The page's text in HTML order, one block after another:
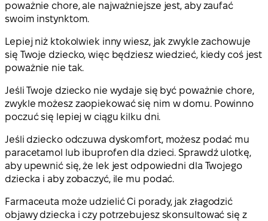
poważnie chore, ale najważniejsze jest, aby zaufać
swoim instynktom.
Lepiej niż ktokolwiek inny wiesz, jak zwykle zachowuje
się Twoje dziecko, więc będziesz wiedzieć, kiedy coś jest
poważnie nie tak.
Jeśli Twoje dziecko nie wydaje się być poważnie chore,
zwykle możesz zaopiekować się nim w domu. Powinno
poczuć się lepiej w ciągu kilku dni.
Jeśli dziecko odczuwa dyskomfort, możesz podać mu
paracetamol lub ibuprofen dla dzieci. Sprawdź ulotkę,
aby upewnić się, że lek jest odpowiedni dla Twojego
dziecka i aby zobaczyć, ile mu podać.
Farmaceuta może udzielić Ci porady, jak złagodzić
objawy dziecka i czy potrzebujesz skonsultować się z